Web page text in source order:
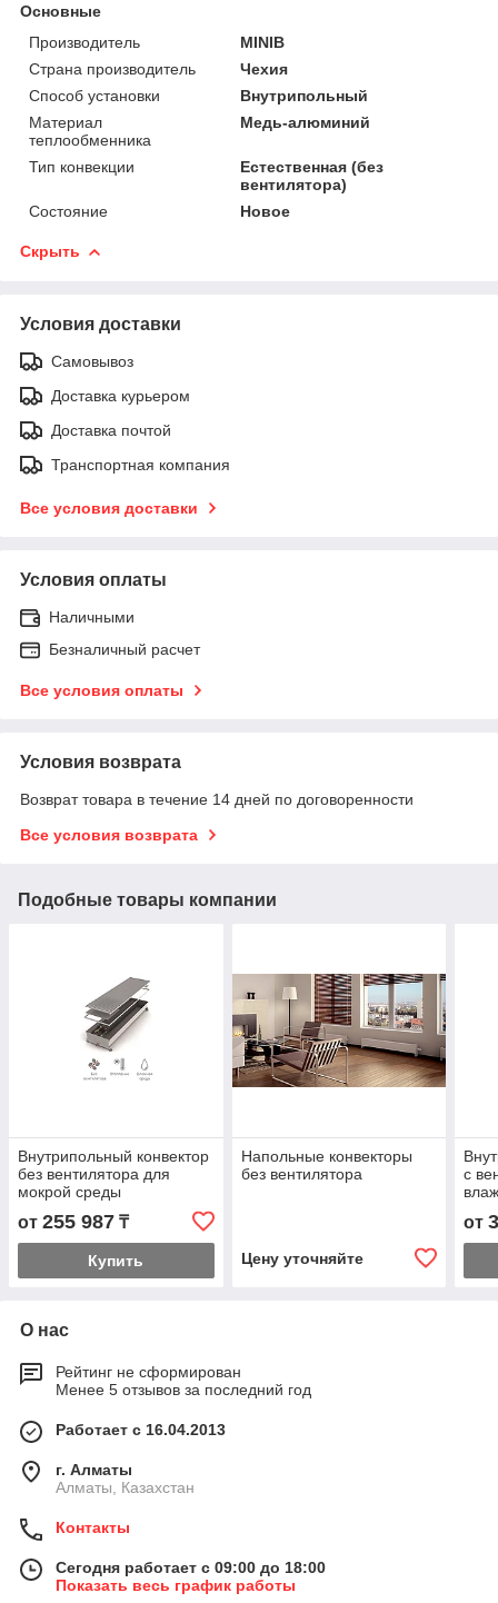
Основные
Производитель
MINIB
Страна производитель
Чехия
Способ установки
Внутрипольный
Материал
теплообменника
Медь-алюминий
Тип конвекции
Естественная (без
вентилятора)
Состояние
Новое
Скрыть
Условия доставки
Самовывоз
Доставка курьером
Доставка почтой
Транспортная компания
Все условия доставки
Условия оплаты
Наличными
Безналичный расчет
Все условия оплаты
Условия возврата
Возврат товара в течение 14 дней по договоренности
Все условия возврата
Подобные товары компании
Внутрипольный конвектор
без вентилятора для
мокрой среды
от 255 987 ₸
Купить
Напольные конвекторы
без вентилятора
Цену уточняйте
с
от
О нас
Рейтинг не сформирован
Менее 5 отзывов за последний год
Работает с 16.04.2013
г. Алматы
Алматы, Казахстан
Контакты
Сегодня работает с 09:00 до 18:00
Показать весь график работы